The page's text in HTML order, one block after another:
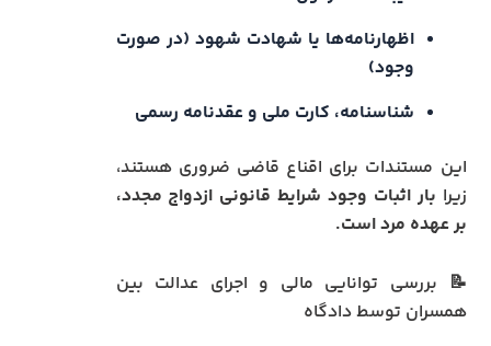
اظهارنامه‌ها یا شهادت شهود (در صورت
وجود)
شناسنامه، کارت ملی و عقدنامه رسمی
این مستندات برای اقناع قاضی ضروری هستند،
زیرا بار اثبات وجود شرایط قانونی ازدواج مجدد،
بر عهده مرد است.
📝 بررسی توانایی مالی و اجرای عدالت بین
همسران توسط دادگاه